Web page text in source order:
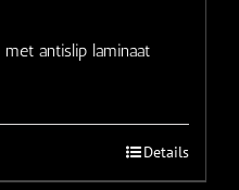
antislip laminaat
Details